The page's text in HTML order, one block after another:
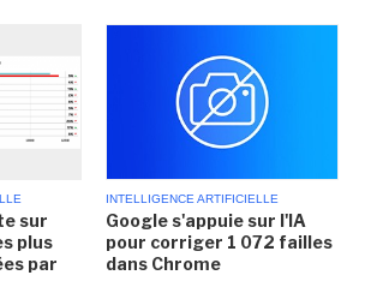
sur
plus
par
INTELLIGENCE ARTIFICIELLE
Google s'appuie sur l'IA
pour corriger 1 072 failles
dans Chrome